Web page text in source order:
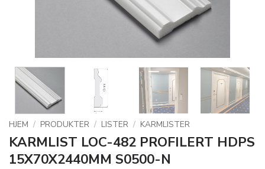
HJEM / PRODUKTER / LISTER / KARMLISTER
KARMLIST LOC-482 PROFILERT HDPS
15X70X2440MM S0500-N